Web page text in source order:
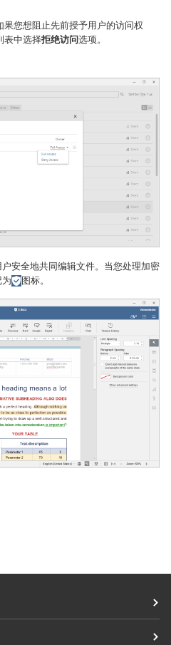
果您想阻止先前授予用户的访问权
表中选择拒绝访问选项。
安全地共同编辑文件。当您处理加密
图标。